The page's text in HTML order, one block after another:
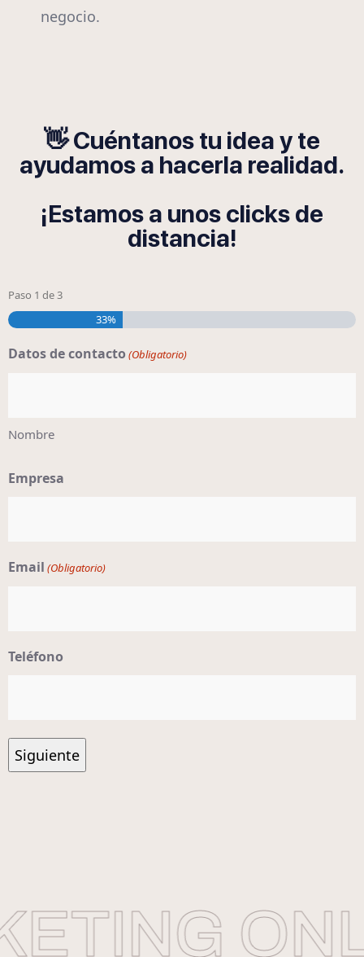
negocio.
👋 Cuéntanos tu idea y te
ayudamos a hacerla realidad.
¡Estamos a unos clicks de
distancia!
Paso 1 de3
33%
Datos de contacto (Obligatorio)
Nombre
Empresa
Email (Obligatorio)
Teléfono